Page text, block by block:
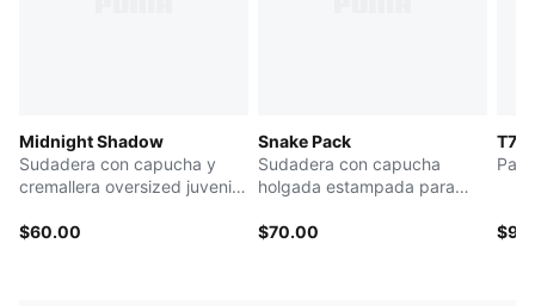
Midnight Shadow
Sudadera con capucha y
cremallera oversized juvenil
$60.00
Snake Pack
Sudadera con capucha
holgada estampada para
$70.00
T7